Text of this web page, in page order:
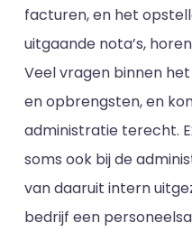
facturen, en het
uitgaande nota’s,
Veel vragen binnen
en opbrengsten, en
administratie terecht.
soms ook bij de
van daaruit intern
bedrijf een